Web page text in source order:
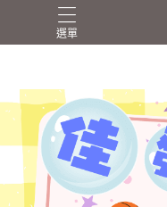
選單
NERF射擊玩具 家家酒
益智挑戰
盲盒